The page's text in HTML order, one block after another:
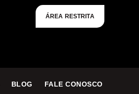
ÁREA RESTRITA
BLOG FALE CONOSCO